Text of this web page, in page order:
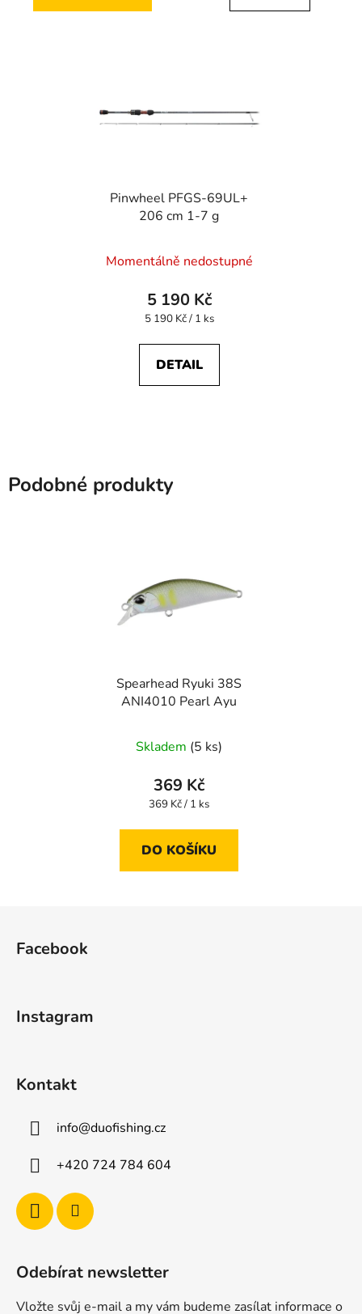
Pinwheel PFGS-69UL+
206 cm 1-7 g
hodnocení
produktu
je
z
Momentálně nedostupné
5 190 Kč
Měrná
5 190 Kč / 1 ks
DETAIL
Podobné produkty
Spearhead Ryuki 38S
ANI4010 Pearl Ayu
Skladem (5 ks)
369 Kč
Měrná
369 Kč / 1 ks
DO KOŠÍKU
Facebook
Instagram
Kontakt
info@duofishing.cz
+420 724 784 604
Odebírat newsletter
Vložte svůj e-mail a my vám budeme zasílat informace o